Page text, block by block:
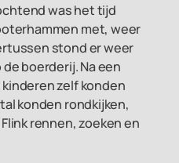
was het tijd
met, weer
stond er weer
boerderij. Na een
zelf konden
konden rondkijken,
rennen, zoeken en